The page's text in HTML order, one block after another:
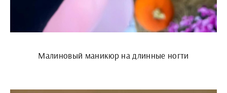
Малиновый маникюр на длинные ногти